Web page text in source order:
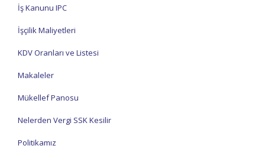
İş Kanunu IPC
İşçilik Maliyetleri
KDV Oranları ve Listesi
Makaleler
Mükellef Panosu
Nelerden Vergi SSK Kesilir
Politikamız